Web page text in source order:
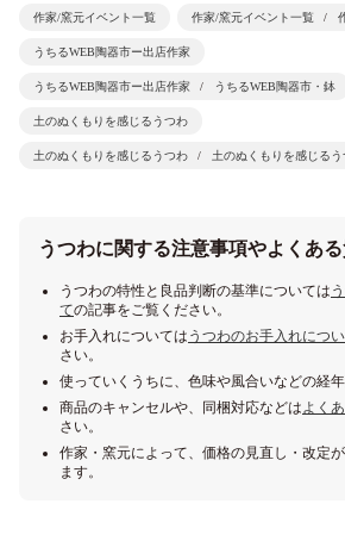
作家/窯元イベント一覧 作家/窯元イベント一覧
うちるWEB陶器市ー出店作家
うちるWEB陶器市ー出店作家 うちるWEB陶器市・鉢
土のぬくもりを感じるうつわ
土のぬくもりを感じるうつわ 土のぬくもりを感じる
うつわに関する注意事項やよくある
うつわの特性と良品判断の基準については
ての記事をご覧ください。
お手入れについては うつわのお手入れにつ
さい。
使っていくうちに、色味や風合いなどの経年
商品のキャンセルや、同梱対応などはよく
さい。
作家・窯元によって、価格の見直し・改定
ます。